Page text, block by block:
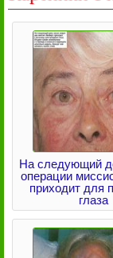
На следующий
операции
приходит для
глаза